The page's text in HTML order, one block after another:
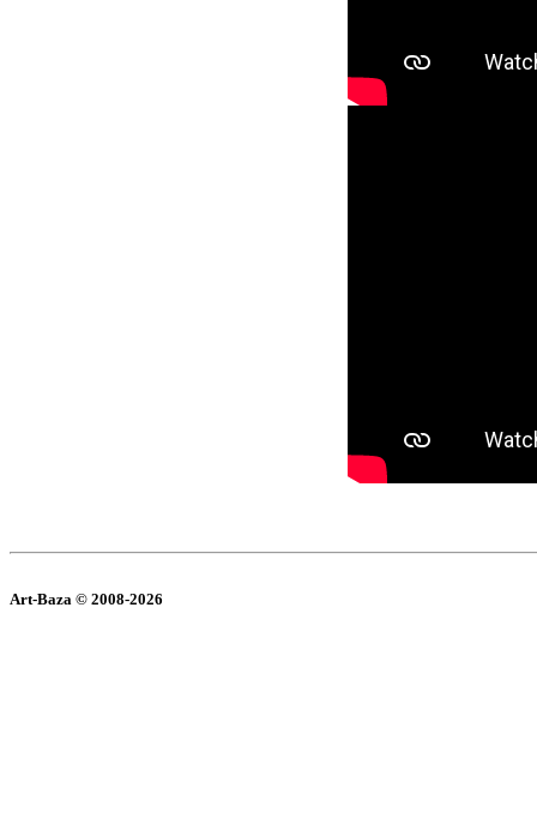
Art-Baza © 2008-2026